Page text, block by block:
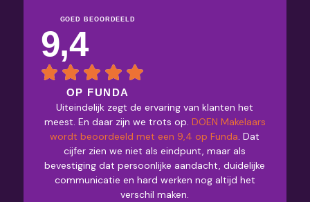
GOED BEOORDEELD
9,4
OP FUNDA
Uiteindelijk zegt de ervaring van klanten het
meest. En daar zijn we trots op. DOEN Makelaars
wordt beoordeeld met een 9,4 op Funda. Dat
cijfer zien we niet als eindpunt, maar als
bevestiging dat persoonlijke aandacht, duidelijke
communicatie en hard werken nog altijd het
verschil maken.